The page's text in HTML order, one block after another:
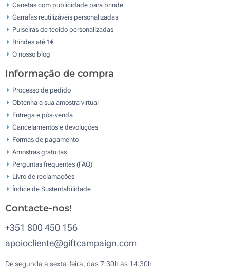
Canetas com publicidade para brinde
Garrafas reutilizáveis personalizadas
Pulseiras de tecido personalizadas
Brindes até 1€
O nosso blog
Informação de compra
Processo de pedido
Obtenha a sua amostra virtual
Entrega e pós-venda
Cancelamentos e devoluções
Formas de pagamento
Amostras gratuitas
Perguntas frequentes (FAQ)
Livro de reclamaçōes
Índice de Sustentabilidade
Contacte-nos!
+351 800 450 156
apoiocliente@giftcampaign.com
De segunda a sexta-feira, das 7:30h às 14:30h